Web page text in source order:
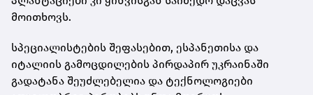
მოითხოვს.
სპეციალისტების შეფასებით, ესპანეთისა და
იტალიის გამოცდილების პირდაპირ უკრაინაში
გადატანა შეუძლებელია და ტექნოლოგიები